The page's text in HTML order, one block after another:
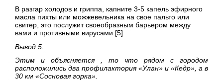
В разгар холодов и гриппа, капните 3-5 капель эфирного
масла пихты или можжевельника на свое пальто или
свитер, это послужит своеобразным барьером между
вами и противными вирусами.[5]
Вывод 5.
Этим и объясняется , то что рядом с городом
расположились два профилактория «Улан» и «Кедр», а в
30 км «Сосновая горка».